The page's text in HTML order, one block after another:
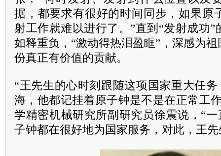
据，都要求有很好的时间同步，如果原
射工作就难以进行了。”直到“发射成功
如释重负，“激动得热泪盈眶”，深感为
份真正有价值的贡献。
“王先生的心时刻跟随这项国家重大任务
海，他都记挂着原子钟是不是在正常工
学精密机械研究所副研究员徐震说，“一
子钟都在很好地为国家服务，对此，王